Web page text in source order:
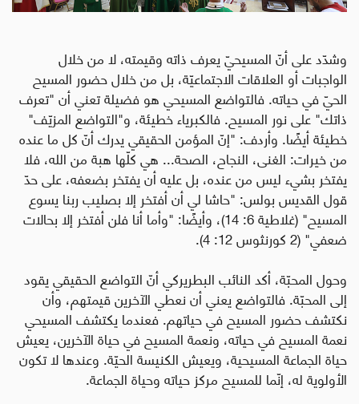
وشدّد على أنّ المسيحيّ يعرف ذاته وقيمته، لا من خلال
الواجبات أو العلاقات الاجتماعيّة، بل من خلال حضور المسيح
الحيّ في حياته. فالتواضع المسيحي هو فضيلة تعني أن "تعرف
ذاتك" على نور المسيح. فالكبرياء خطيئة، و"التواضع المزيّف"
خطيئة أيضًا. وأردف: "إنّ المؤمن الحقيقي يدرك أنّ كل ما عنده
من خيرات: الغنى، النجاح، الصحة... هي كلّها هبة من الله، فلا
يفتخر بشيء ليس من عنده، بل عليه أن يفتخر بضعفه، على حدّ
قول القديس بولس: "حاشا لي أن أفتخر إلا بصليب ربنا يسوع
المسيح" (غلاطية 6: 14)، وأيضًا: "وأما أنا فلن أفتخر إلا بحالات
ضعفي" (2 كورنثوس 12: 4).
وحول المحبّة، أكد النائب البطريركي أنّ التواضع الحقيقي يقود
إلى المحبّة. فالتواضع يعني أن نعطي الآخرين قيمتهم، وأن
نكتشف حضور المسيح في حياتهم. فعندما يكتشف المسيحي
نعمة المسيح في حياته، ونعمة المسيح في حياة الآخرين، يعيش
حياة الجماعة المسيحية، ويعيش الكنيسة الحيّة. وعندها لا تكون
الأولوية له، إنّما للمسيح مركز حياته وحياة الجماعة.